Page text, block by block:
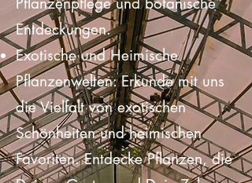
rund um Gartenbau,
Pflanzenpflege und botanische
Entdeckungen.
Exotische und Heimische
Pflanzenwelten: Erkunde mit uns
die Vielfalt von exotischen
Schönheiten und heimischen